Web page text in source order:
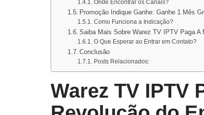
Onde Encontrar os Canais?
Promoção Indique Ganhe: Ganhe 1 Mês
Como Funciona a Indicação?
Saiba Mais Sobre Warez TV IPTV Paga A
O Que Esperar ao Entrar em Contato?
Conclusão
Posts Relacionados:
Warez TV IPTV